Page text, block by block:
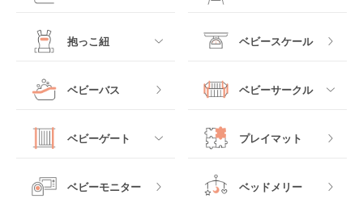
レギュラーサイズベビ
ベッドインベッド
クーファン
マットレス・布団
ベビーベッドその他
ベビーカーその他
ジュニアシート
チャイルドシートその
他
すべて
ロッキングタイプ
すべて
テーブルチェア
抱っこ紐
すべて
ベビースケール
ベビーバス ベビーサークル
すべて
ベビーゲート
すべて
プレイマット
ベビーモニター ベッドメリー